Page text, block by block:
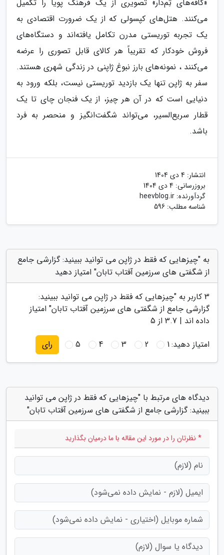
«کافه‌های تِم‌دار» تصویری از یک فرهنگ پویا را تکمیل
می‌کنند. هتل‌های کپسولی که از یک ضرورت اقتصادی به
یک تجربه توریستی مدرن تکامل یافته‌اند و دستگاه‌های
فروش خودکار که تقریباً هر کالای قابل تصوری را عرضه
می‌کنند ، نمونه‌های بارز نبوغ ژاپنی در زندگی شهری هستند.
سفر به ژاپن تنها یک بازدید توریستی نیست، بلکه ورود به
دنیایی است که در آن هر چیز، از یک فنجان چای تا یک
قطار سریع‌السیر، می‌تواند شگفت‌انگیز و منحصر به فرد
باشد.
انتشار: 4 دی 1404
بروزرسانی: 4 دی 1404
گردآورنده: heevblog.ir
شناسه مطلب: 596
به "چیزهایی که فقط در ژاپن می توانید ببینید: گزارشی جامع
از شگفتی های سرزمین آفتاب تابان" امتیاز دهید
3 کاربر به "چیزهایی که فقط در ژاپن می توانید ببینید:
گزارشی جامع از شگفتی های سرزمین آفتاب تابان" امتیاز
داده اند | 3.7 از 5
امتیاز دهید:1
2
3
4
5 رای
دیدگاه های مرتبط با "چیزهایی که فقط در ژاپن می توانید
ببینید: گزارشی جامع از شگفتی های سرزمین آفتاب تابان"
* نظرتان را در مورد این مقاله با ما درمیان بگذارید